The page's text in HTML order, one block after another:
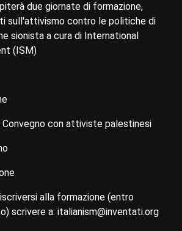
due giornate di formazione,
sull'attivismo contro le politiche di
sionista a cura di International
(ISM)
Convegno con attiviste palestinesi
alla formazione (entro
scrivere a: italianism@inventati.org